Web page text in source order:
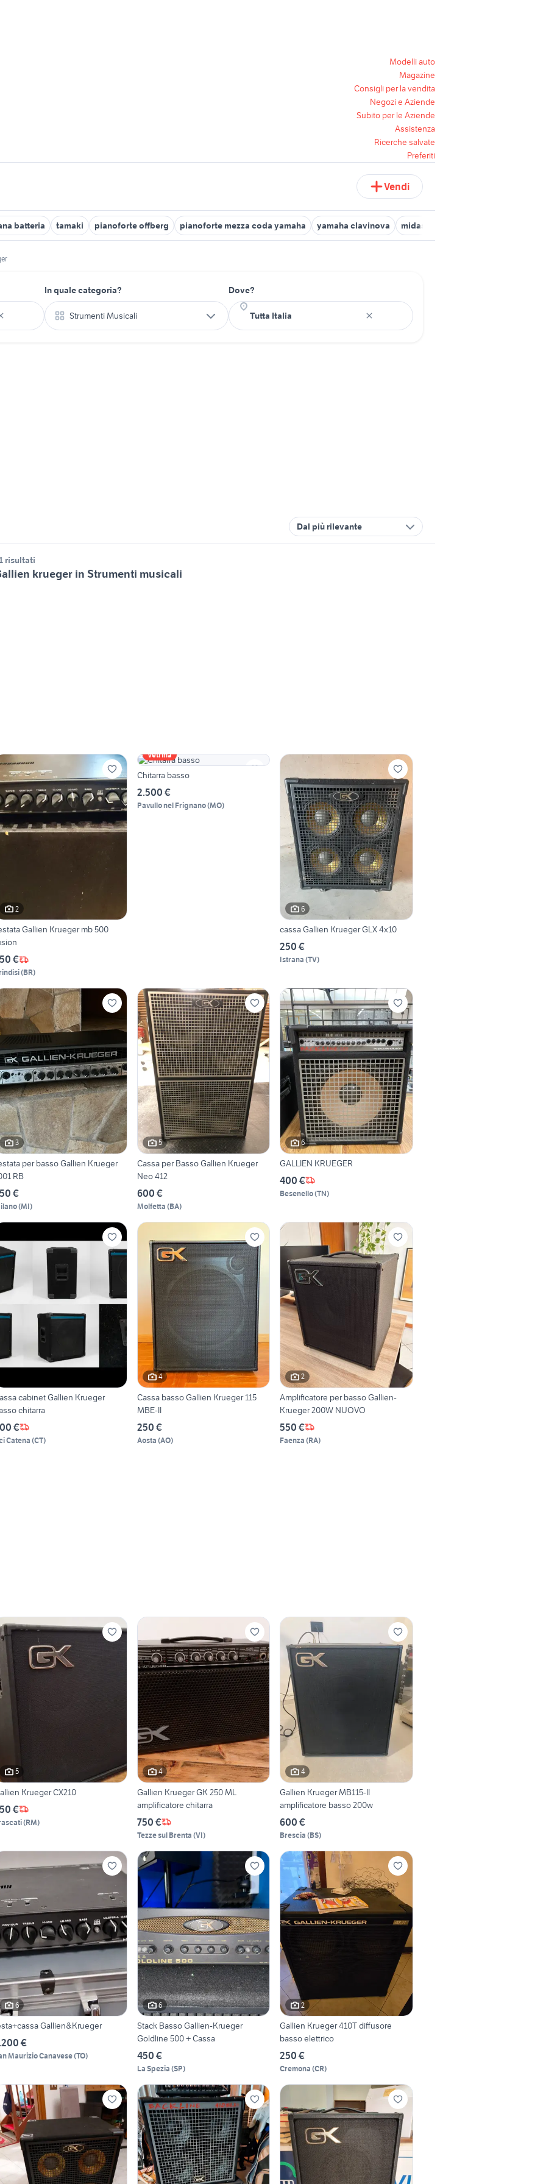
Modelli auto
Magazine
Consigli per la vendita
Negozi e Aziende
Subito per le Aziende
Assistenza
Ricerche salvate
Preferiti
Vendi
batteria tamaki pianoforte offberg pianoforte mezza coda yamaha yamaha clavinova midas venice
In quale categoria?
Strumenti Musicali
Dove?
Dal più rilevante
risultati
krueger in Strumenti musicali
2
Gallien Krueger mb 500
€
(BR)
Vetrina
Chitarra basso
2.500 €
Pavullo nel Frignano(MO)
6
cassa Gallien Krueger GLX 4x10
250 €
Istrana (TV)
3
basso Gallien Krueger
RB
€
(MI)
5
Cassa per Basso Gallien Krueger
Neo 412
600 €
Molfetta (BA)
6
GALLIEN KRUEGER
400 €
Besenello(TN)
cabinet Gallien Krueger
chitarra
€
Catena (CT)
4
Cassa basso Gallien Krueger 115
MBE-II
250 €
Aosta (AO)
2
Amplificatore per basso Gallien-
Krueger 200W NUOVO
550 €
Faenza (RA)
5
Krueger CX210
€
(RM)
4
Gallien Krueger GK 250 ML
amplificatore chitarra
750 €
Tezze sul Brenta (VI)
4
Gallien Krueger MB115-II
amplificatore basso 200w
600 €
Brescia (BS)
6
Gallien&Krueger
€
Maurizio Canavese(TO)
6
Stack Basso Gallien-Krueger
Goldline 500 + Cassa
450 €
La Spezia (SP)
2
Gallien Krueger 410T diffusore
basso elettrico
250 €
Cremona (CR)